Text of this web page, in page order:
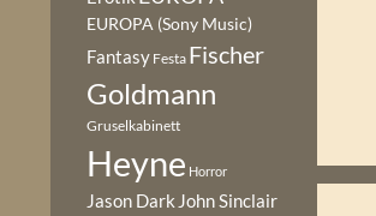
EUROPA (Sony Music)
Fantasy Festa Fischer
Goldmann
Gruselkabinett
Heyne Horror
Jason Dark John Sinclair